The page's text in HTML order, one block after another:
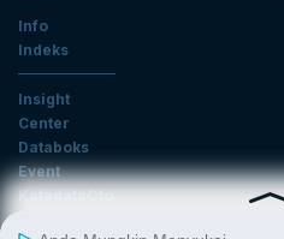
Info
Indeks
Insight
Center
Databoks
Event
KatadataOto